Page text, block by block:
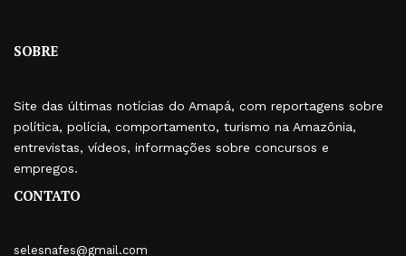
SOBRE
Site das últimas notícias do Amapá, com reportagens sobre
política, polícia, comportamento, turismo na Amazônia,
entrevistas, vídeos, informações sobre concursos e
empregos.
CONTATO
selesnafes@gmail.com